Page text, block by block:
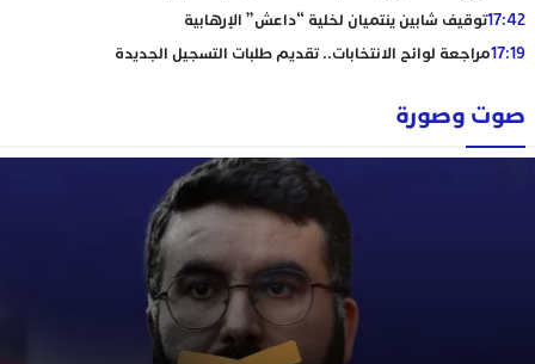
17:42توقيف شابين ينتميان لخلية “داعش” الإرهابية
17:19مراجعة لوائح الانتخابات.. تقديم طلبات التسجيل الجديدة
صوت وصورة